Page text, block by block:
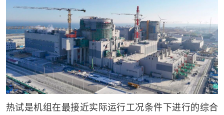
热试是机组在最接近实际运行工况条件下进行的综合